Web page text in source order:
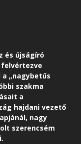
és újságíró
„nagybetűs
szakma
a
hajdani vezető
nagy
szerencsém